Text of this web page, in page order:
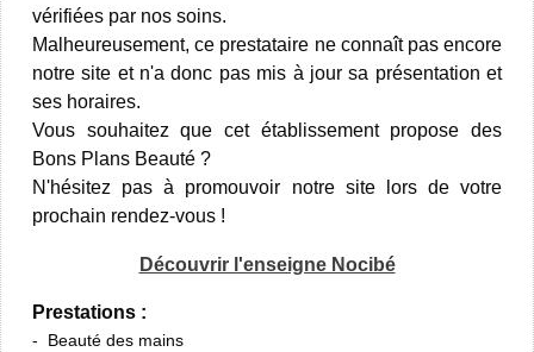
vérifiées par nos soins.
Malheureusement, ce prestataire ne connaît pas encore
notre site et n'a donc pas mis à jour sa présentation et
ses horaires.
Vous souhaitez que cet établissement propose des
Bons Plans Beauté ?
N'hésitez pas à promouvoir notre site lors de votre
prochain rendez-vous !
Découvrir l'enseigne Nocibé
Prestations :
Beauté des mains